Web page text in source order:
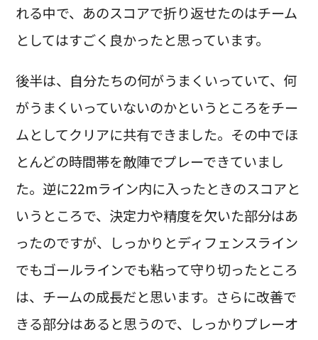
れる中で、あのスコアで折り返せたのはチーム
としてはすごく良かったと思っています。
後半は、自分たちの何がうまくいっていて、何
がうまくいっていないのかというところをチー
ムとしてクリアに共有できました。その中でほ
とんどの時間帯を敵陣でプレーできていまし
た。逆に22mライン内に入ったときのスコアと
いうところで、決定力や精度を欠いた部分はあ
ったのですが、しっかりとディフェンスライン
でもゴールラインでも粘って守り切ったところ
は、チームの成長だと思います。さらに改善で
きる部分はあると思うので、しっかりプレーオ